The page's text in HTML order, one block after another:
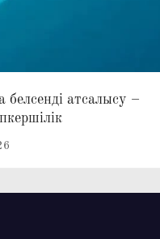
белсенді атсалысу –